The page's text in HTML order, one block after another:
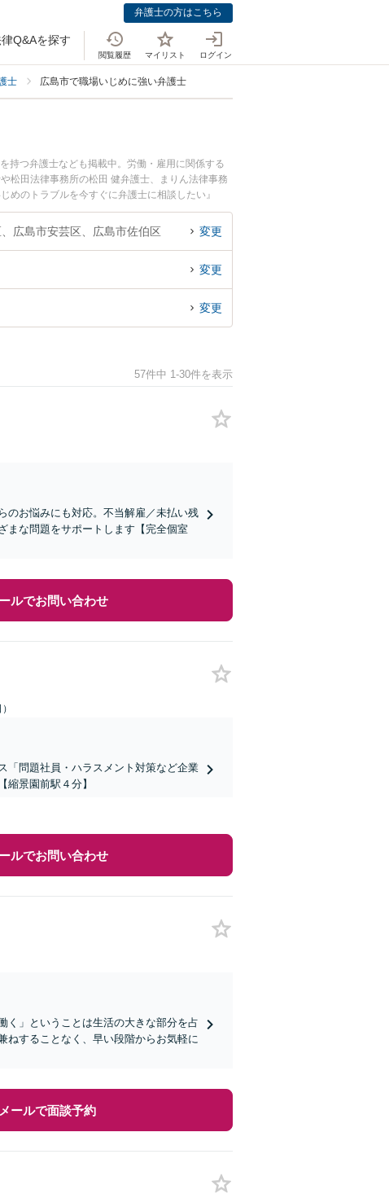
弁護士の方はこちら
Q&Aを探す
閲覧履歴 マイリスト ログイン
士 広島市で職場いじめに強い弁護士
持つ弁護士なども掲載中。労働・雇用に関係する
松田法律事務所の松田 健弁護士、まりん法律事務
めのトラブルを今すぐに弁護士に相談したい』
の弁護士に相談予約したい』などでお困りの相談者
広島市安芸区、広島市佐伯区 変更
変更
変更
57件中 1-30件を表示
のお悩みにも対応。不当解雇／未払い残
まな問題をサポートします【完全個室
ルでお問い合わせ
「問題社員・ハラスメント対策など企業
景園前駅４分】
ルでお問い合わせ
く」ということは生活の大きな部分を占
ねすることなく、早い段階からお気軽に
メールで面談予約